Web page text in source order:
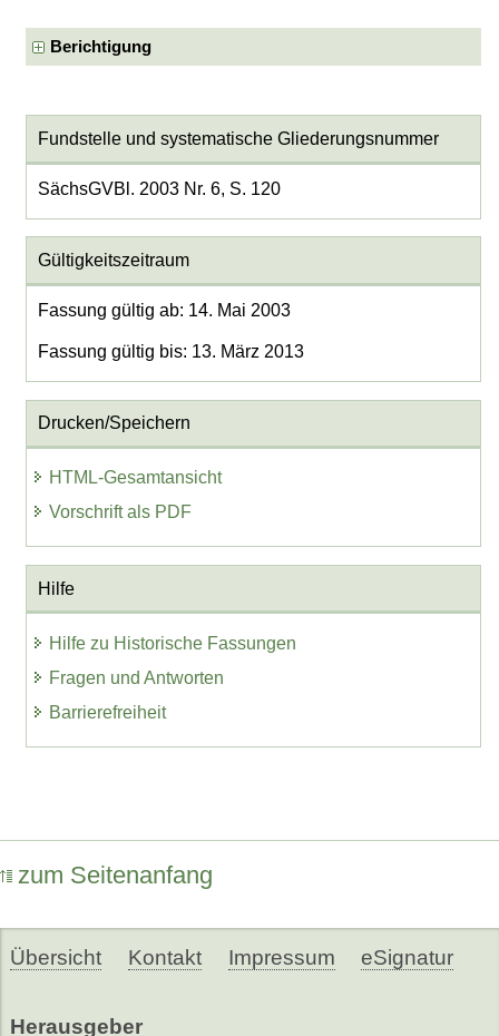
Berichtigung
Fundstelle und systematische Gliederungsnummer
SächsGVBl. 2003 Nr. 6, S. 120
Gültigkeitszeitraum
Fassung gültig ab: 14. Mai 2003
Fassung gültig bis: 13. März 2013
Drucken/Speichern
HTML-Gesamtansicht
Vorschrift als PDF
Hilfe
Hilfe zu Historische Fassungen
Fragen und Antworten
Barrierefreiheit
zum Seitenanfang
Übersicht Kontakt Impressum eSignatur
Herausgeber